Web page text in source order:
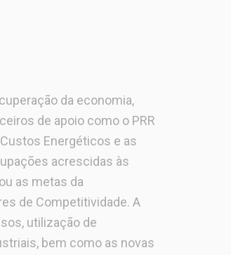
da economia,
de apoio como o PRR
Energéticos e as
acrescidas às
as metas da
de Competitividade. A
utilização de
bem como as novas